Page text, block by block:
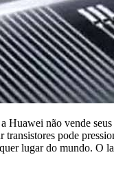
não vende
pode
lugar do mundo. O